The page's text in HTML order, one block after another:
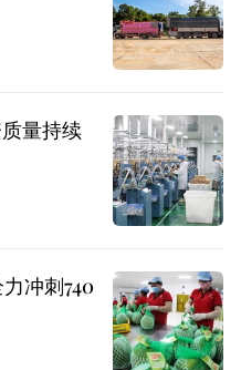
量持续
冲刺740